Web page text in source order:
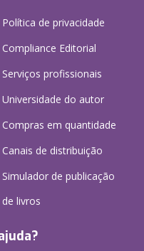
Política de privacidade
Compliance Editorial
Serviços profissionais
Universidade do autor
Compras em quantidade
Canais de distribuição
Simulador de publicação
de livros